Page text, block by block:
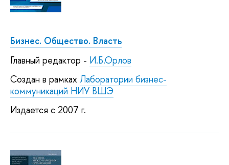
Бизнес. Общество. Власть
Главный редактор - И.Б.Орлов
Создан в рамках Лаборатории бизнес-
коммуникаций НИУ ВШЭ
Издается с 2007 г.